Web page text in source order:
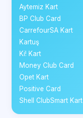
Aytemiz Kart
BP Club Card
CarrefourSA Kart
Kartuş
Ki! Kart
Money Club Card
Opet Kart
Positive Card
Shell ClubSmart Kart